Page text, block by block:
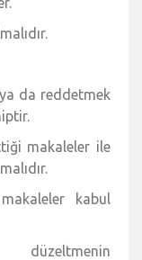
da reddetmek
makaleler ile
kabul